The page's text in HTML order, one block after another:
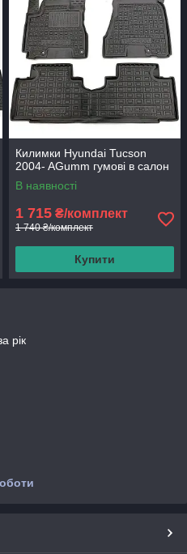
Килимки Hyundai Tucson
2004- AGumm гумові в салон
В наявності
1 715 ₴/комплект
1 740 ₴/комплект
Купити
рік